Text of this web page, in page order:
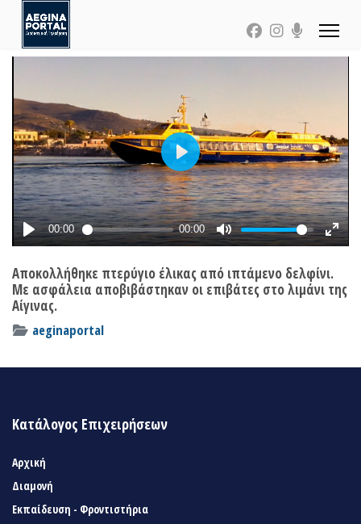
Αποκολλήθηκε πτερύγιο έλικας από ιπτάμενο δελφίνι.
Με ασφάλεια αποβιβάστηκαν οι επιβάτες στο λιμάνι της
Αίγινας.
aeginaportal
Κατάλογος Επιχειρήσεων
Αρχική
Διαμονή
Εκπαίδευση - Φροντιστήρια